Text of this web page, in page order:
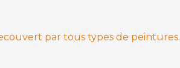
par tous types de peintures.